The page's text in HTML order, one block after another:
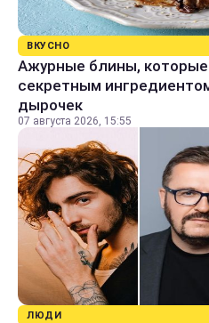
ВКУСНО
Ажурные блины, которые
секретным
дырочек
07 августа 2026, 15:55
ЛЮДИ